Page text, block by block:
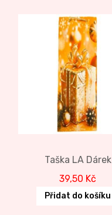
Taška LA Dárek
39,50 Kč
Přidat do košíku